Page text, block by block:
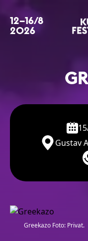
12–16/8
2026
Gustav
Greekazo Foto: Privat.